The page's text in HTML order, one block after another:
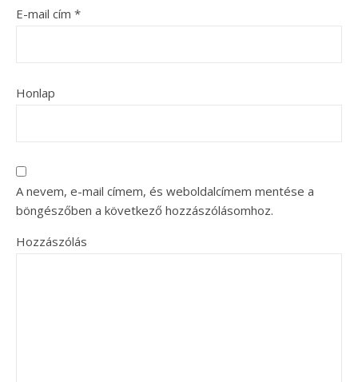
E-mail cím *
Honlap
A nevem, e-mail címem, és weboldalcímem mentése a
böngészőben a következő hozzászólásomhoz.
Hozzászólás